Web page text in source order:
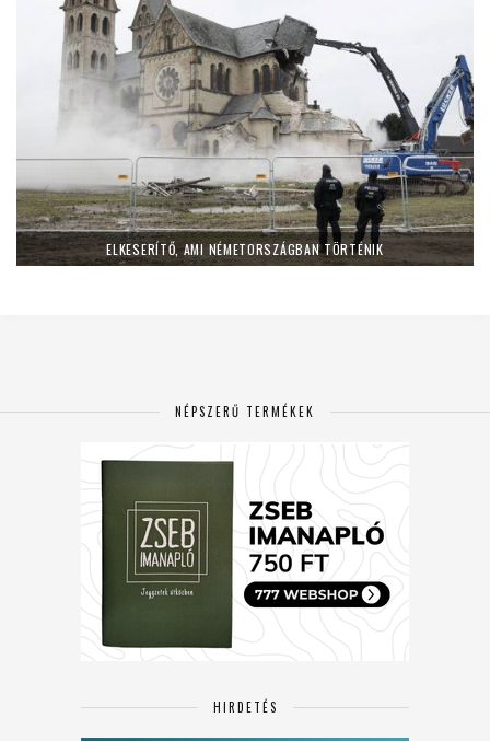
ELKESERÍTŐ, AMI NÉMETORSZÁGBAN TÖRTÉNIK
NÉPSZERŰ TERMÉKEK
HIRDETÉS